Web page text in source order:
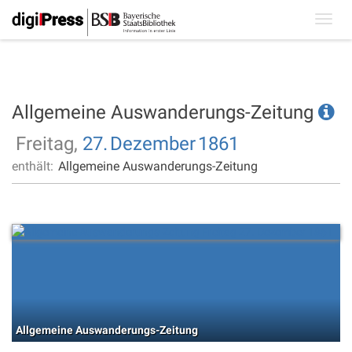
Allgemeine Auswanderungs-Zeitung
Freitag, 27. Dezember1861
enthält: Allgemeine Auswanderungs-Zeitung
Allgemeine Auswanderungs-Zeitung